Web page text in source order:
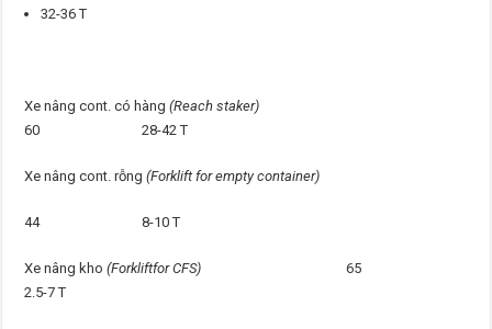
32-36 T
Xe nâng cont. có hàng(Reach staker)
60 28-42 T
Xe nâng cont. rỗng(Forklift for empty container)
44 8-10 T
Xe nâng kho(Forkliftfor CFS)65
2.5-7 T